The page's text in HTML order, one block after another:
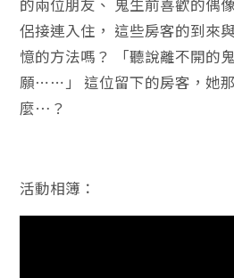
的兩位朋友、 鬼生前喜歡的偶
侶接連入住， 這些房客的到來
憶的方法嗎？ 「聽說離不開的
願⋯⋯」 這位留下的房客，她
麼…？
活動相簿：